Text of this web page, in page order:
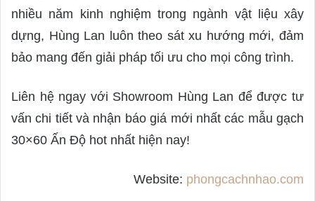
nhiều năm kinh nghiệm trong ngành vật liệu xây
dựng, Hùng Lan luôn theo sát xu hướng mới, đảm
bảo mang đến giải pháp tối ưu cho mọi công trình.
Liên hệ ngay với Showroom Hùng Lan để được tư
vấn chi tiết và nhận báo giá mới nhất các mẫu gạch
30×60 Ấn Độ hot nhất hiện nay!
Website: phongcachnhao.com